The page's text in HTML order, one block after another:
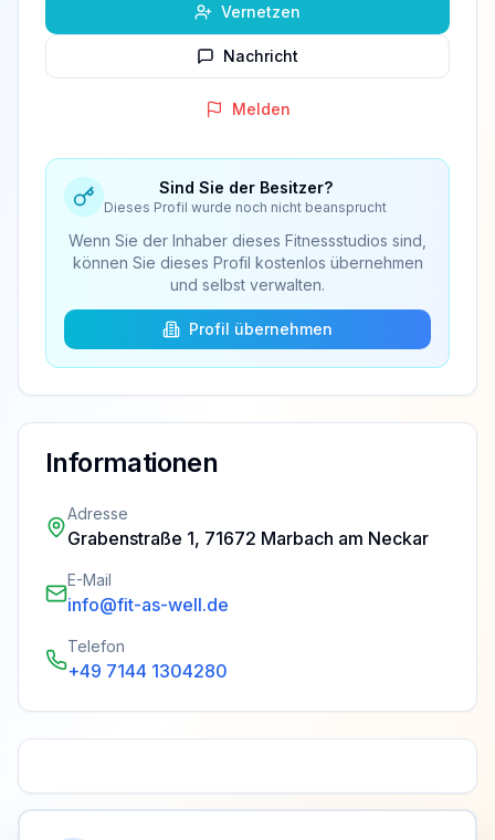
Vernetzen
Nachricht
Melden
Sind Sie der Besitzer?
Dieses Profil wurde noch nicht beansprucht
Wenn Sie der Inhaber dieses Fitnessstudios sind,
können Sie dieses Profil kostenlos übernehmen
und selbst verwalten.
Profil übernehmen
Informationen
Adresse
Grabenstraße 1, 71672 Marbach am Neckar
E-Mail
info@fit-as-well.de
Telefon
+49 7144 1304280